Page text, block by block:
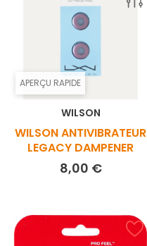
APERÇU RAPIDE
WILSON
WILSON ANTIVIBRATEUR
LEGACY DAMPENER
8,00 €Prix